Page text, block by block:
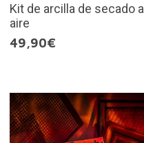
Kit de arcilla de secado al
aire
49,90€